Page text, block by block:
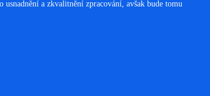
a zkvalitnění zpracování, avšak bude tomu